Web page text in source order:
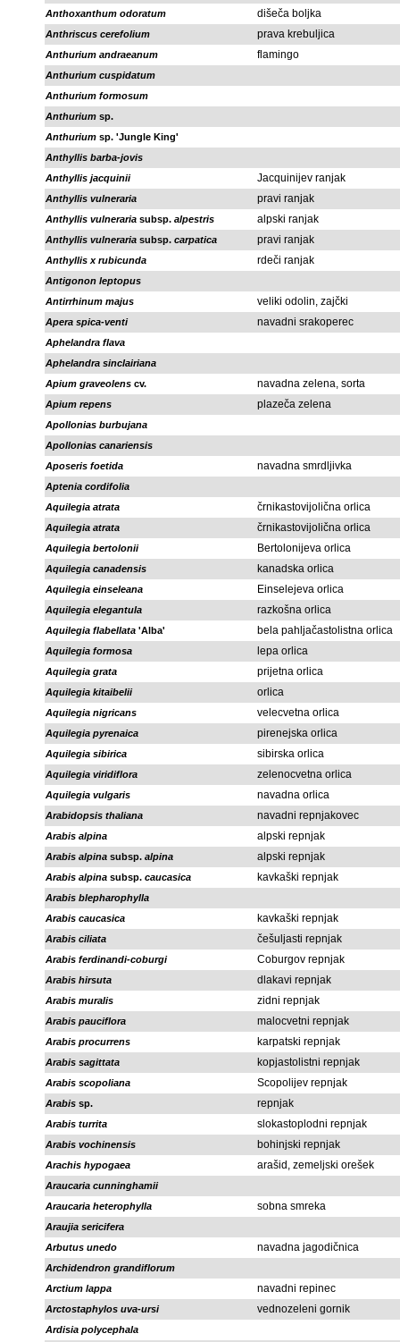
Anthoxanthum odoratum dišeča boljka
Anthriscus cerefolium prava krebuljica
Anthurium andraeanum flamingo
Anthurium cuspidatum
Anthurium formosum
Anthurium sp.
Anthurium sp. 'Jungle King'
Anthyllis barba-jovis
Anthyllis jacquinii
Jacquinijev ranjak
Anthyllis vulneraria pravi ranjak
Anthyllis vulneraria subsp. alpestris alpski ranjak
Anthyllis vulneraria subsp. carpatica pravi ranjak
Anthyllis x rubicunda rdeči ranjak
Antigonon leptopus
Antirrhinum majus
veliki odolin, zajčki
Apera spica-venti navadni srakoperec
Aphelandra flava
Aphelandra sinclairiana
Apium graveolens cv. navadna zelena, sorta
Apium repens plazeča zelena
Apollonias burbujana
Apollonias canariensis
Aposeris foetida
navadna smrdljivka
Aptenia cordifolia
Aquilegia atrata
črnikastovijolična orlica
Aquilegia atrata črnikastovijolična orlica
Aquilegia bertolonii Bertolonijeva orlica
Aquilegia canadensis kanadska orlica
Aquilegia einseleana Einselejeva orlica
Aquilegia elegantula razkošna orlica
Aquilegia flabellata 'Alba' bela pahljačastolistna orlica
Aquilegia formosa lepa orlica
Aquilegia grata prijetna orlica
Aquilegia kitaibelii orlica
Aquilegia nigricans velecvetna orlica
Aquilegia pyrenaica pirenejska orlica
Aquilegia sibirica sibirska orlica
Aquilegia viridiflora zelenocvetna orlica
Aquilegia vulgaris navadna orlica
Arabidopsis thaliana navadni repnjakovec
Arabis alpina alpski repnjak
Arabis alpina subsp. alpina alpski repnjak
Arabis alpina subsp. caucasica kavkaški repnjak
Arabis blepharophylla
Arabis caucasica
kavkaški repnjak
Arabis ciliata češuljasti repnjak
Arabis ferdinandi-coburgi Coburgov repnjak
Arabis hirsuta dlakavi repnjak
Arabis muralis zidni repnjak
Arabis pauciflora malocvetni repnjak
Arabis procurrens karpatski repnjak
Arabis sagittata kopjastolistni repnjak
Arabis scopoliana Scopolijev repnjak
Arabis sp. repnjak
Arabis turrita slokastoplodni repnjak
Arabis vochinensis bohinjski repnjak
Arachis hypogaea arašid, zemeljski orešek
Araucaria cunninghamii
Araucaria heterophylla
sobna smreka
Araujia sericifera
Arbutus unedo
navadna jagodičnica
Archidendron grandiflorum
Arctium lappa
navadni repinec
Arctostaphylos uva-ursi vednozeleni gornik
Ardisia polycephala